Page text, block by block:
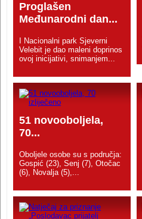
Proglašen
Međunarodni dan...
I Nacionalni park Sjeverni
Velebit je dao maleni doprinos
ovoj inicijativi, snimanjem...
51 novooboljela,
70...
Oboljele osobe su s područja:
Gospić (23), Senj (7), Otočac
(6), Novalja (5),...